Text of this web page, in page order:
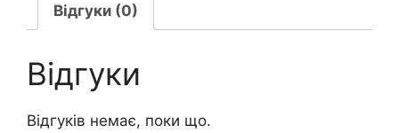
Відгуки (0)
Відгуки
Відгуків немає, поки що.